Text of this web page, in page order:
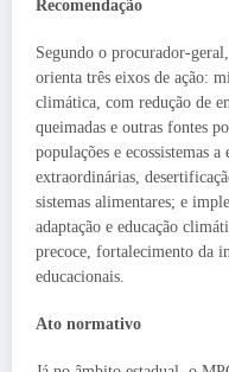
Recomendação
Segundo o procurador-
orienta três eixos de ação:
climática, com redução de
queimadas e outras fontes
populações e ecossistemas
extraordinárias,
sistemas alimentares; e
adaptação e educação
precoce, fortalecimento da
educacionais.
Ato normativo